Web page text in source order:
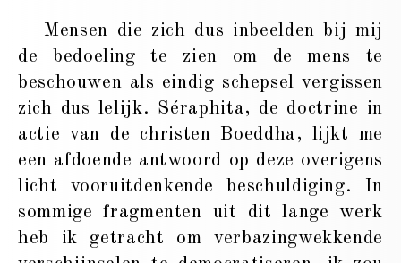
Mensen die zich dus inbeelden bij mij
de bedoeling te zien om de mens te
beschouwen als eindig schepsel vergissen
zich dus lelijk. Séraphita, de doctrine in
actie van de christen Boeddha, lijkt me
een afdoende antwoord op deze overigens
licht vooruitdenkende beschuldiging. In
sommige fragmenten uit dit lange werk
heb ik getracht om verbazingwekkende